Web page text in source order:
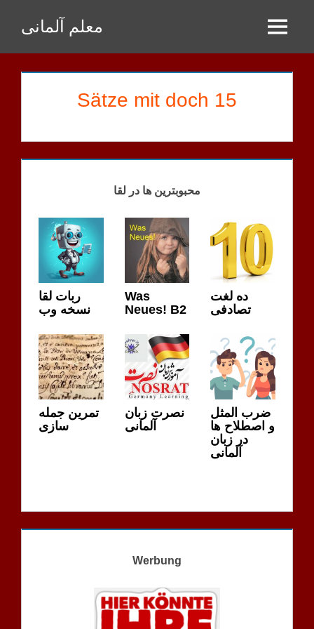
Inhalt
springen
معلم آلمانی Menu
15 Sätze mit doch
محبوبترین ها در لقا
ربات لقا
نسخه وب
Was
Neues! B2
ده لغت
تصادفی
تمرین جمله
سازی
نصرت زبان
آلمانی
ضرب المثل
و اصطلاح ها
در زبان
آلمانی
Werbung